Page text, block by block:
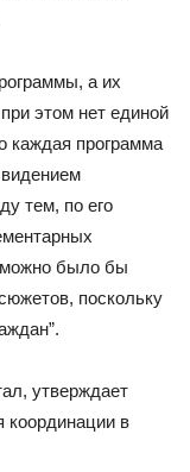
а их
этом нет единой
каждая программа
тем, по его
было бы
поскольку
утверждает
координации в